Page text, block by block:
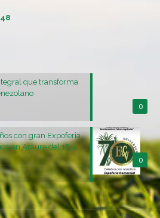
0
que transforma
0
con gran Expoferia
en Araure del 18 al